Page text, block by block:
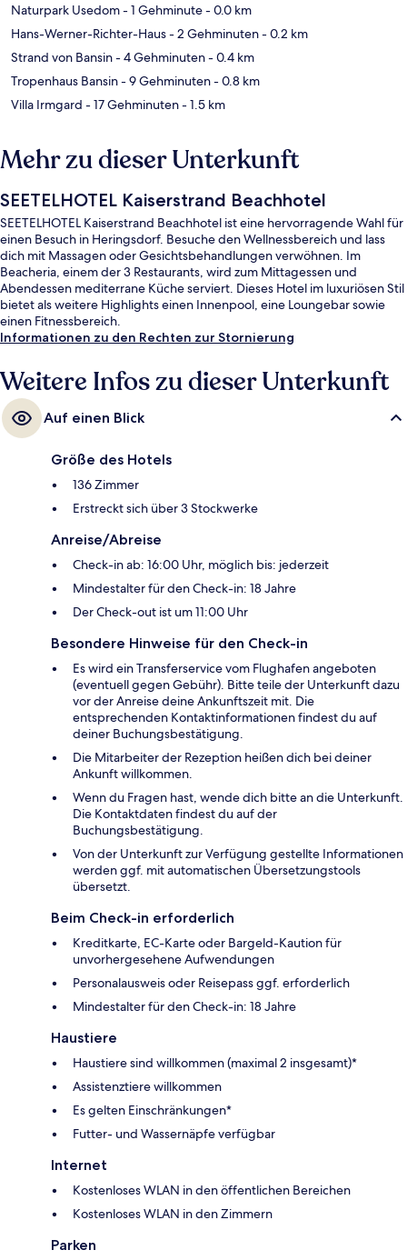
Naturpark Usedom- 1 Gehminute- 0.0 km
Hans-Werner-Richter-Haus- 2 Gehminuten- 0.2 km
Strand von Bansin- 4 Gehminuten- 0.4 km
Tropenhaus Bansin- 9 Gehminuten- 0.8 km
Villa Irmgard - 17 Gehminuten- 1.5 km
Mehr zu dieser Unterkunft
SEETELHOTEL Kaiserstrand Beachhotel
SEETELHOTEL Kaiserstrand Beachhotel ist eine hervorragende Wahl für
einen Besuch in Heringsdorf. Besuche den Wellnessbereich und lass
dich mit Massagen oder Gesichtsbehandlungen verwöhnen. Im
Beacheria, einem der 3 Restaurants, wird zum Mittagessen und
Abendessen mediterrane Küche serviert. Dieses Hotel im luxuriösen Stil
bietet als weitere Highlights einen Innenpool, eine Loungebar sowie
einen Fitnessbereich.
Informationen zu den Rechten zur Stornierung
Weitere Infos zu dieser Unterkunft
Auf einen Blick
Größe des Hotels
136 Zimmer
Erstreckt sich über 3 Stockwerke
Anreise/Abreise
Check-in ab: 16:00 Uhr, möglich bis: jederzeit
Mindestalter für den Check-in: 18 Jahre
Der Check-out ist um 11:00 Uhr
Besondere Hinweise für den Check-in
Es wird ein Transferservice vom Flughafen angeboten
(eventuell gegen Gebühr). Bitte teile der Unterkunft dazu
vor der Anreise deine Ankunftszeit mit. Die
entsprechenden Kontaktinformationen findest du auf
deiner Buchungsbestätigung.
Die Mitarbeiter der Rezeption heißen dich bei deiner
Ankunft willkommen.
Wenn du Fragen hast, wende dich bitte an die Unterkunft.
Die Kontaktdaten findest du auf der
Buchungsbestätigung.
Von der Unterkunft zur Verfügung gestellte Informationen
werden ggf. mit automatischen Übersetzungstools
übersetzt.
Beim Check-in erforderlich
Kreditkarte, EC-Karte oder Bargeld-Kaution für
unvorhergesehene Aufwendungen
Personalausweis oder Reisepass ggf. erforderlich
Mindestalter für den Check-in: 18 Jahre
Haustiere
Haustiere sind willkommen (maximal 2 insgesamt)*
Assistenztiere willkommen
Es gelten Einschränkungen*
Futter- und Wassernäpfe verfügbar
Internet
Kostenloses WLAN in den öffentlichen Bereichen
Kostenloses WLAN in den Zimmern
Parken